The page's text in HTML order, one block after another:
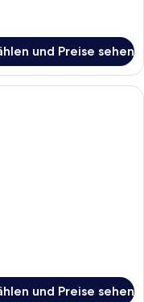
und Preise sehen
mit zwei Betten,
und Preise sehen